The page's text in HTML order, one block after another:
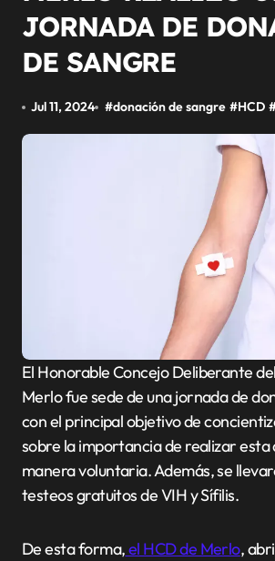
JORNADA DE
DE SANGRE
Jul 11, 2024 #donación de sangre #HCD
El Honorable Concejo Deliberante del distrito de
Merlo fue sede de una jornada de
con el principal objetivo de
sobre la importancia de realizar esta
manera voluntaria. Además, se
testeos gratuitos de VIH y Sífilis.
De esta forma,el HCD de Merlo,